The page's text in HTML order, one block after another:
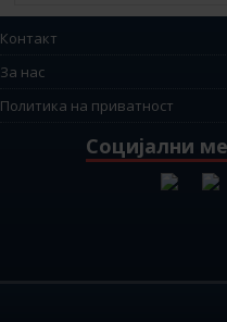
Контакт
За нас
Политика на приватност
Социјални